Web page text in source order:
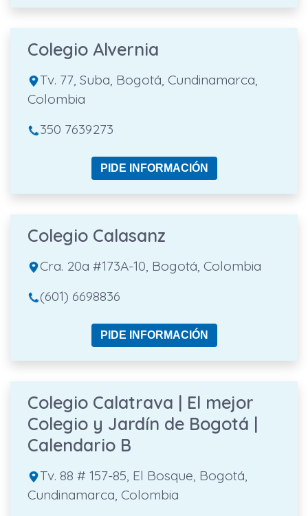
Colegio Alvernia
Tv. 77, Suba, Bogotá, Cundinamarca,
Colombia
350 7639273
PIDE INFORMACIÓN
Colegio Calasanz
Cra. 20a #173A-10, Bogotá, Colombia
(601) 6698836
PIDE INFORMACIÓN
Colegio Calatrava | El mejor
Colegio y Jardín de Bogotá |
Calendario B
Tv. 88 # 157-85, El Bosque, Bogotá,
Cundinamarca, Colombia